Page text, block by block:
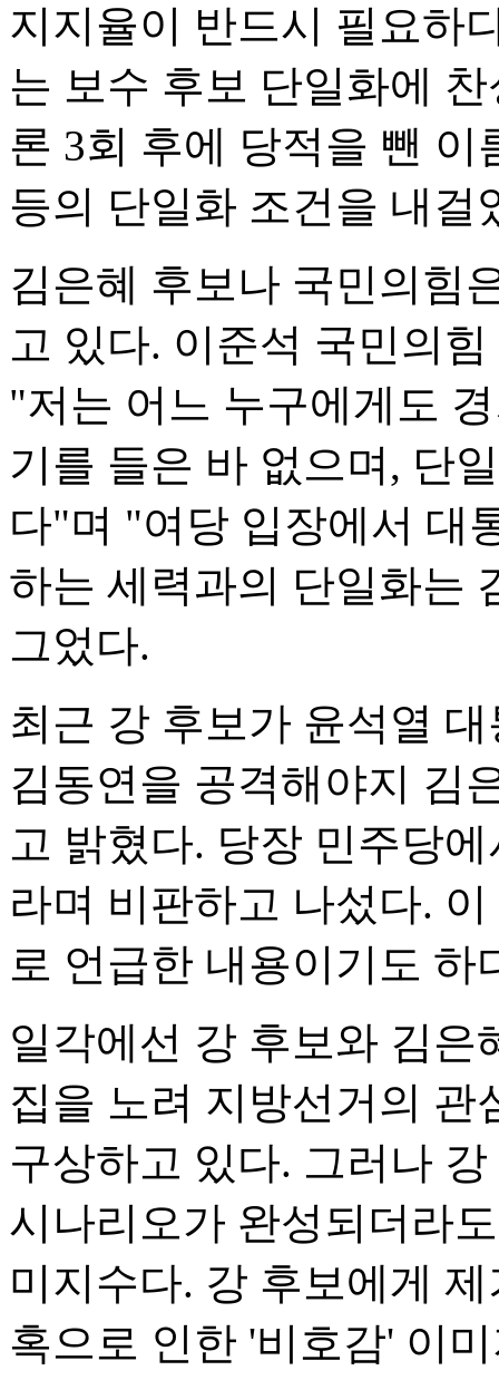
지지율이 반드시 필요하
는 보수 후보 단일화에
론 3회 후에 당적을 뺀
등의 단일화 조건을 내걸
김은혜 후보나 국민의힘
고 있다. 이준석 국민의
"저는 어느 누구에게도
기를 들은 바 없으며, 단
다"며 "여당 입장에서 대
하는 세력과의 단일화는
그었다.
최근 강 후보가 윤석열
김동연을 공격해야지 김
고 밝혔다. 당장 민주당
라며 비판하고 나섰다.
로 언급한 내용이기도 하
일각에선 강 후보와 김은
집을 노려 지방선거의
구상하고 있다. 그러나
시나리오가 완성되더라
미지수다. 강 후보에게
혹으로 인한 '비호감' 이